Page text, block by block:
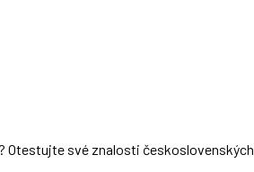
své znalosti československých